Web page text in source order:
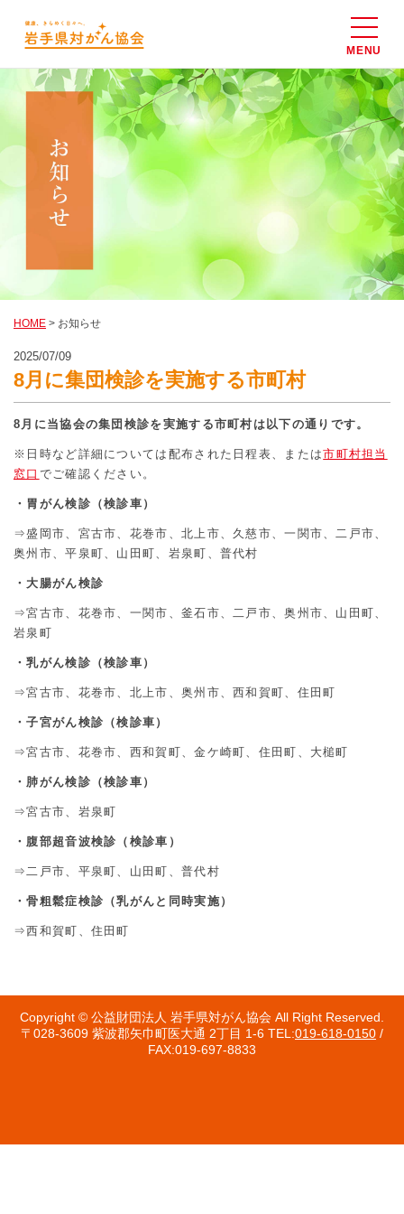
MENU
健診のご案内
個人の健診
法人の健診
住民の検診
様式ダウンロード
協会について
アクセス
予約申し込み
閉じる
HOME > お知らせ
2025/07/09
8月に集団検診を実施する市町村
8 月に当協会の集団検診を実施する市町村は以下の通りです。
※日時など詳細については配布された日程表、または市町村担当
窓口 でご確認ください。
・胃がん検診（検診車）
⇒盛岡市、宮古市、花巻市、北上市、久慈市、一関市、二戸市、
奥州市、平泉町、山田町、岩泉町、普代村
・大腸がん検診
⇒宮古市、花巻市、一関市、釜石市、二戸市、奥州市、山田町、
岩泉町
・乳がん検診（検診車）
⇒宮古市、花巻市、北上市、奥州市、西和賀町、住田町
・子宮がん検診（検診車）
⇒宮古市、花巻市、西和賀町、金ケ崎町、住田町、大槌町
・肺がん検診（検診車）
⇒宮古市、岩泉町
・腹部超音波検診（検診車）
⇒二戸市、平泉町、山田町、普代村
・骨粗鬆症検診（乳がんと同時実施）
⇒西和賀町、住田町
Copyright © 公益財団法人 岩手県対がん協会 All Right Reserved.
〒028-3609 紫波郡矢巾町医大通 2丁目 1-6 TEL:019-618-0150 /
FAX:019-697-8833